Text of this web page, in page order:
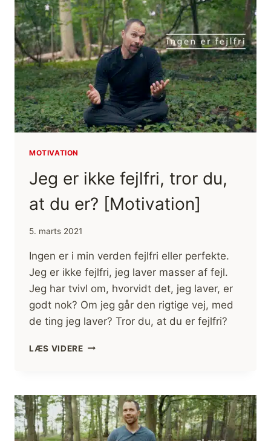
NY
VERDEN
[KORPSET
TV2]
MOTIVATION
Jeg er ikke fejlfri, tror du,
at du er? [Motivation]
5. marts 2021
Ingen er i min verden fejlfri eller perfekte.
Jeg er ikke fejlfri, jeg laver masser af fejl.
Jeg har tvivl om, hvorvidt det, jeg laver, er
godt nok? Om jeg går den rigtige vej, med
de ting jeg laver? Tror du, at du er fejlfri?
LÆS VIDEREJEG
TROR
DU,
AT
DU